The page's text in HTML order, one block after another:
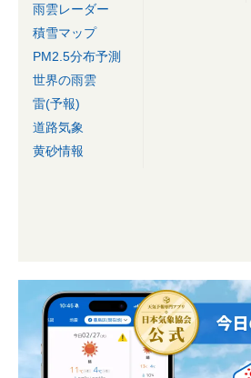
雨雲レーダー
積雪マップ
PM2.5分布予測
世界の雨雲
雷(予報)
道路気象
黄砂情報